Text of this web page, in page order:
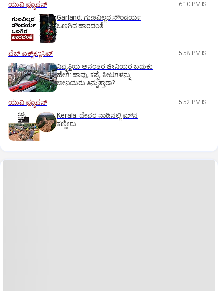
ಯುವಿ ಫ್ಯೂಷನ್ 6:10 PM IST
Garland: ಗುಣವಿಲ್ಲದ ಸೌಂದರ್ಯ
ಒಣಗಿದ ಹಾರದಂತೆ
ವೆಬ್ ಎಕ್ಸ್‌ಕ್ಲೂಸಿವ್ 5:58 PM IST
ನಿವೃತ್ತಿಯ ಅನಂತರ ಚೀನಿಯರ ಬದುಕು
ಹೇಗೆ: ಹಾವು, ಕಪ್ಪೆ, ಕೀಟಗಳನ್ನು
ಚೀನಿಯರು ತಿನ್ನುತ್ತಾರಾ?
ಯುವಿ ಫ್ಯೂಷನ್ 5:52 PM IST
Kerala: ದೇವರ ನಾಡಿನಲ್ಲಿ ಮೌನ
ಕಣ್ಣೀರು